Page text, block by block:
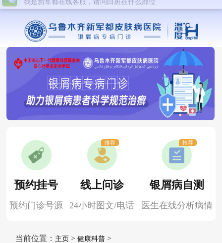
预约挂号
预约门诊号源
线上问诊
24小时图文/电话
推荐
银屑病自测
医生在线分析病情
推荐
当前位置： 主页> 健康科普>